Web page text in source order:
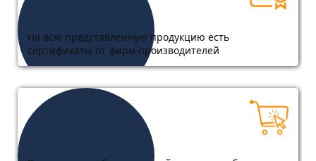
На всю представленную продукцию есть
сертификаты от фирм-производителей